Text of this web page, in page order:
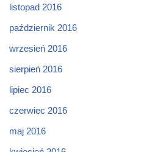
listopad 2016
październik 2016
wrzesień 2016
sierpień 2016
lipiec 2016
czerwiec 2016
maj 2016